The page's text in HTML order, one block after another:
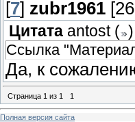
[7] zubr1961
Цитата antost( )
Ссылка
Да, к
Страница 1 из 1 1
Полная версия сайта